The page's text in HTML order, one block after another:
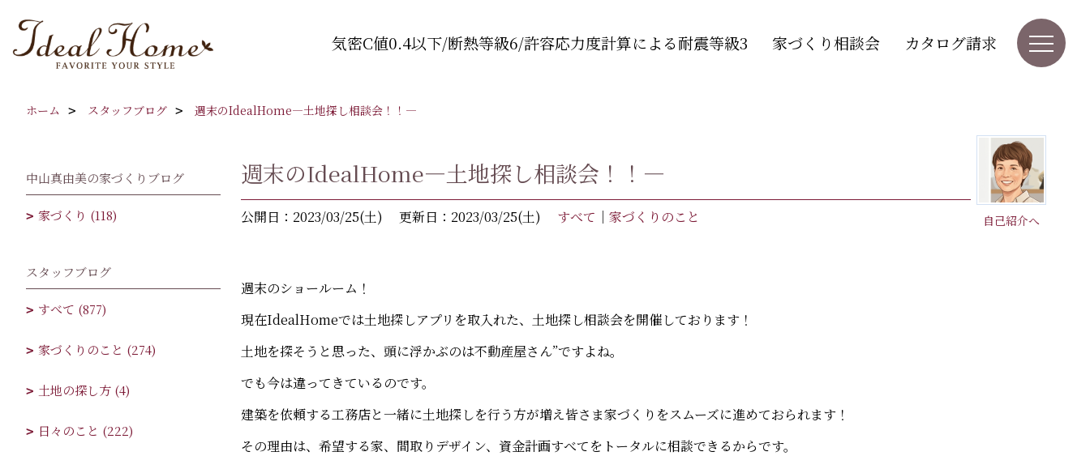
気密C値0.4以下/断熱等級6/許容応力度計算による耐震等級3 家づくり相談会 カタログ請求
ホーム スタッフブログ 週末のIdealHome―土地探し相談会！！―
自己紹介へ
週末のIdealHome―土地探し相談会！！―
公開日：2023/03/25(土) 更新日：2023/03/25(土) すべて ｜ 家づくりのこと
週末のショールーム！
現在IdealHomeでは土地探しアプリを取入れた、土地探し相談会を開催しております！
土地を探そうと思った、頭に浮かぶのは不動産屋さん”ですよね。
でも今は違ってきているのです。
建築を依頼する工務店と一緒に土地探しを行う方が増え皆さま家づくりをスムーズに進めておられます！
その理由は、希望する家、間取りデザイン、資金計画すべてをトータルに相談できるからです。
中山真由美の家づくりブログ
家づくり (118)
スタッフブログ
すべて (877)
家づくりのこと (274)
土地の探し方 (4)
日々のこと (222)